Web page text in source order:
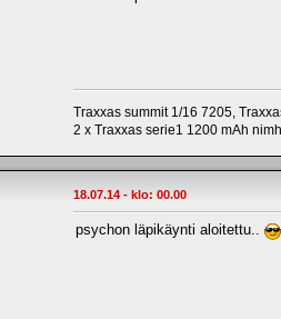
Traxxas summit 1/16 7205,
2 x Traxxas serie1 1200 mAh
18.07.14 - klo: 00.00
psychon läpikäynti aloitettu..